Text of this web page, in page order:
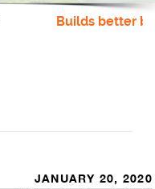
Builds better
JANUARY 20, 2020